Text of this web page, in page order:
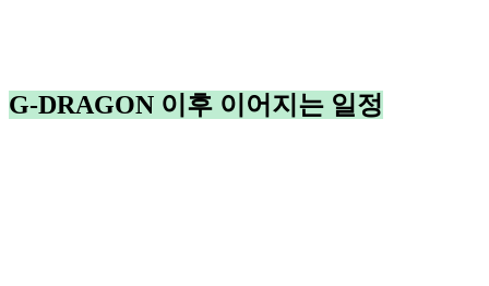
G-DRAGON 이후 이어지는 일정